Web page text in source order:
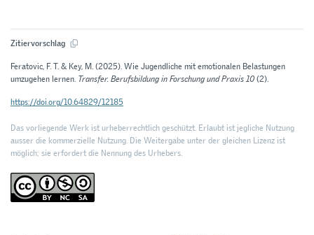
Zitiervorschlag
Feratovic, F. T. & Key, M. (2025). Wie Jugendliche mit emotionalen Belastungen
umzugehen lernen. Transfer. Berufsbildung in Forschung und Praxis 10(2).
https://doi.org/10.64829/12185
Das vorliegende Werk ist urheberrechtlich geschützt. Erlaubt ist jegliche Nutzung
ausser die kommerzielle Nutzung. Die Weitergabe unter der gleichen Lizenz ist
möglich; sie erfordert die Nennung des Urhebers.